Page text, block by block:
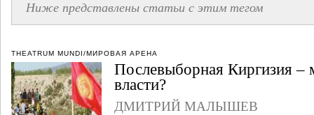
Ниже представлены статьи с этим тегом
THEATRUM MUNDI/МИРОВАЯ АРЕНА
Послевыборная Киргизия –
власти?
ДМИТРИЙ МАЛЫШЕВ